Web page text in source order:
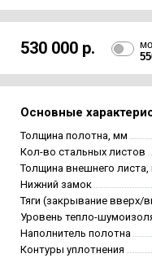
530 000 р.
Основные
Толщина полотна, мм
Кол-во стальных листов
Толщина внешнего листа,
Нижний замок
Тяги (закрывание вверх/
Уровень тепло-
Наполнитель полотна
Контуры уплотнения